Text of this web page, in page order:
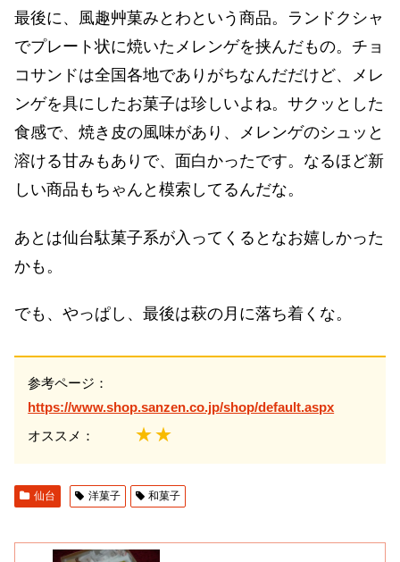
最後に、風趣艸菓みとわという商品。ランドクシャ
でプレート状に焼いたメレンゲを挟んだもの。チョ
コサンドは全国各地でありがちなんだだけど、メレ
ンゲを具にしたお菓子は珍しいよね。サクッとした
食感で、焼き皮の風味があり、メレンゲのシュッと
溶ける甘みもありで、面白かったです。なるほど新
しい商品もちゃんと模索してるんだな。
あとは仙台駄菓子系が入ってくるとなお嬉しかった
かも。
でも、やっぱし、最後は萩の月に落ち着くな。
参考ページ：
https://www.shop.sanzen.co.jp/shop/default.aspx
オススメ： ★★
仙台 洋菓子 和菓子